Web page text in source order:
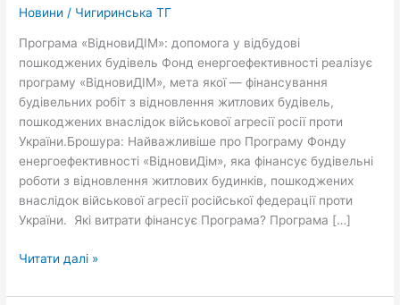
Новини / Чигиринська ТГ
Програма «ВідновиДІМ»: допомога у відбудові
пошкоджених будівель Фонд енергоефективності реалізує
програму «ВідновиДІМ», мета якої — фінансування
будівельних робіт з відновлення житлових будівель,
пошкоджених внаслідок військової агресії росії проти
України.Брошура: Найважливіше про Програму Фонду
енергоефективності «ВідновиДім», яка фінансує будівельні
роботи з відновлення житлових будинків, пошкоджених
внаслідок військової агресії російської федерації проти
України. Які витрати фінансує Програма? Програма […]
будівель
Читати далі »